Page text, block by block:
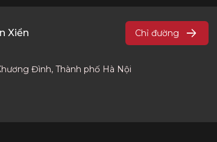
Xiển Chỉ đường
Đình, Thành phố Hà Nội